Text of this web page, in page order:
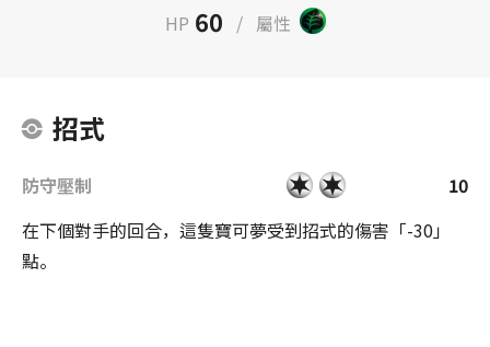
HP 60 / 屬性
招式
防守壓制
10
在下個對手的回合，這隻寶可夢受到招式的傷害「-30」
點。